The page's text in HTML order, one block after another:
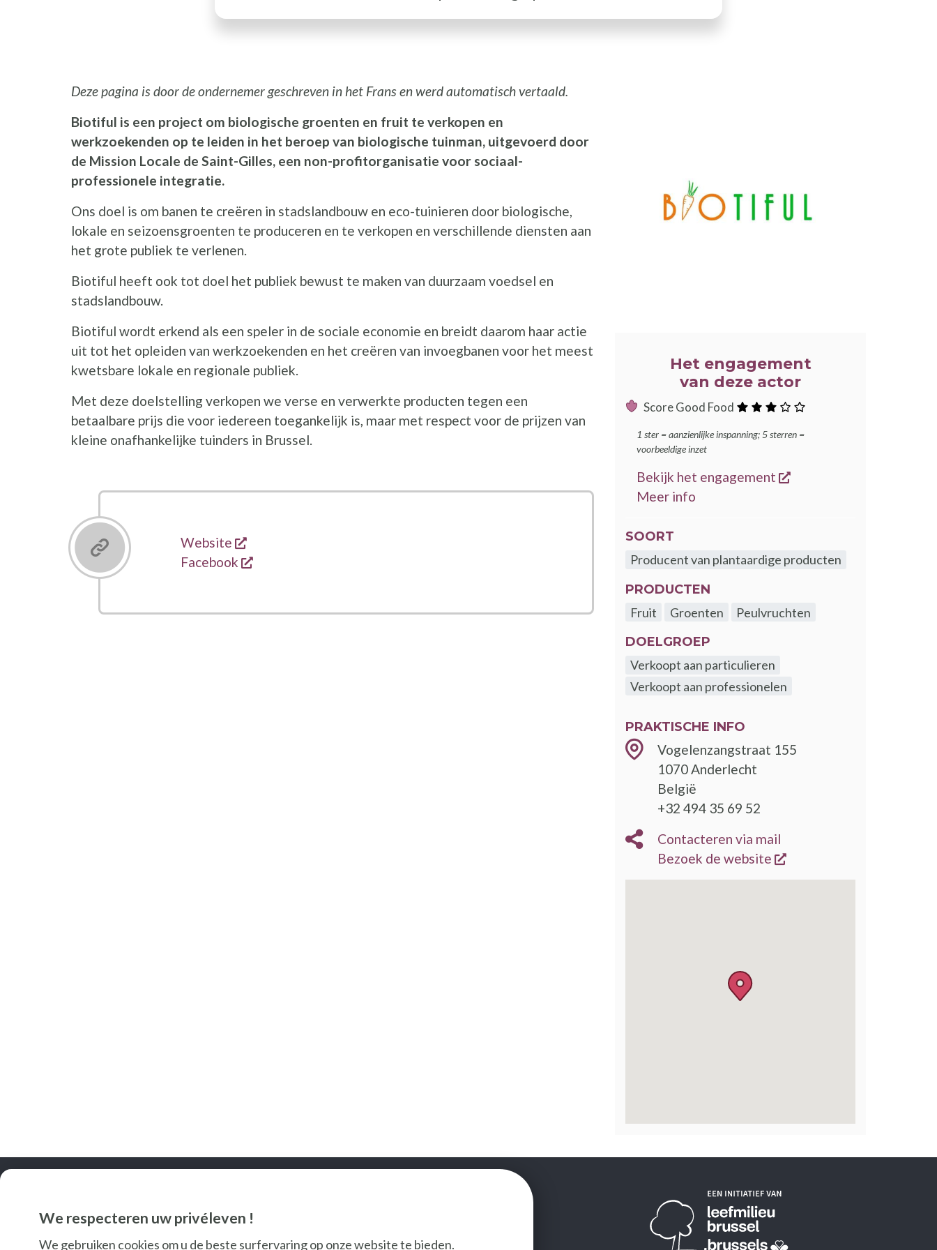
We respecteren uw privéleven !
We gebruiken cookies om u de beste surfervaring op onze website te bieden.
Deze pagina is door de ondernemer geschreven in het Frans en werd automatisch vertaald.
Biotiful is een project om biologische groenten en fruit te verkopen en
werkzoekenden op te leiden in het beroep van biologische tuinman, uitgevoerd door
de Mission Locale de Saint-Gilles, een non-profitorganisatie voor sociaal-
professionele integratie.
Ons doel is om banen te creëren in stadslandbouw en eco-tuinieren door biologische,
lokale en seizoensgroenten te produceren en te verkopen en verschillende diensten aan
het grote publiek te verlenen.
Biotiful heeft ook tot doel het publiek bewust te maken van duurzaam voedsel en
stadslandbouw.
Biotiful wordt erkend als een speler in de sociale economie en breidt daarom haar actie
uit tot het opleiden van werkzoekenden en het creëren van invoegbanen voor het meest
kwetsbare lokale en regionale publiek.
Met deze doelstelling verkopen we verse en verwerkte producten tegen een
betaalbare prijs die voor iedereen toegankelijk is, maar met respect voor de prijzen van
kleine onafhankelijke tuinders in Brussel.
Links
Website
opent een nieuw venster
Facebook
opent een nieuw venster
Het engagement
van deze actor
Score Good Food
1 ster = aanzienlijke inspanning; 5 sterren =
voorbeeldige inzet
Bekijk het engagement
opent een nieuw venster
Meer info
SOORT
Producent van plantaardige producten
PRODUCTEN
Fruit
Groenten
Peulvruchten
DOELGROEP
Verkoopt aan particulieren
Verkoopt aan professionelen
PRAKTISCHE INFO
Vogelenzangstraat 155
1070Anderlecht
België
+32 494 35 69 52
Contacteren via mail
Bezoek de website
opent een nieuw venster